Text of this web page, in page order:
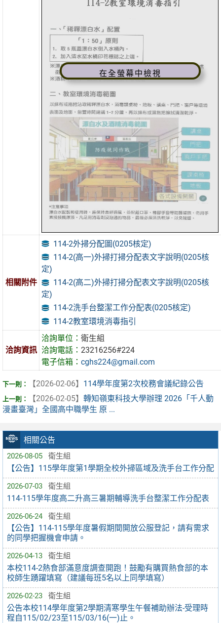
相關公告
2026-08-05 衛生組
【公告】115學年度第1學期全校外掃區域及洗手台工作分配
2026-07-03 衛生組
114-115學年度高二升高三暑期輔導洗手台整潔工作分配表
2026-06-24 衛生組
【公告】114-115學年度暑假期間開放公服登記，請有需求
的同學把握機會申請。
2026-04-13 衛生組
本校114-2熱食部滿意度調查開跑！鼓勵有購買熱食部的本
校師生踴躍填寫（建議每班5名以上同學填寫）
2026-02-23 衛生組
公告本校114學年度第2學期清寒學生午餐補助辦法-受理時
程自115/02/23至115/03/16(一)止。
在全螢幕中檢視
相關附件
114-2外掃分配圖(0205核定)
114-2(高一)外掃打掃分配表文字說明(0205核
定)
114-2(高二)外掃打掃分配表文字說明(0205核
定)
114-2洗手台整潔工作分配表(0205核定)
114-2教室環境消毒指引
洽詢資訊
洽詢單位：衛生組
洽詢電話：23216256#224
電子信箱：cghs224@gmail.com
【2026-02-06】 114學年度第2次校務會議紀錄公告
【2026-02-05】 轉知嶺東科技大學辦理 2026「千人動
漫畫臺灣」全國高中職學生 原 ...